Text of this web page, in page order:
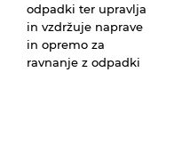
odpadki ter upravlja
in vzdržuje naprave
in opremo za
ravnanje z odpadki